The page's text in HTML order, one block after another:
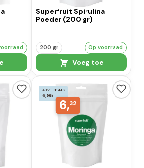
Superfruit Spirulina
Poeder (200 gr)
200 gr Op voorraad
Voeg toe
ADVIESPRIJS
6,95
6,32